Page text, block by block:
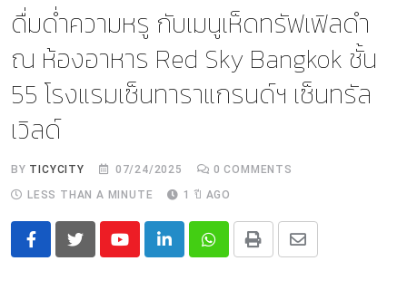
ดื่มด่ำความหรู กับเมนูเห็ดทรัฟเฟิลดำ
ณ ห้องอาหาร Red Sky Bangkok ชั้น
55 โรงแรมเซ็นทาราแกรนด์ฯ เซ็นทรัล
เวิลด์
BY TICYCITY 07/24/2025 0 COMMENTS
LESS THAN A MINUTE
1 ปี AGO
YoutubeLinkedInWhatsapp
Print
Share